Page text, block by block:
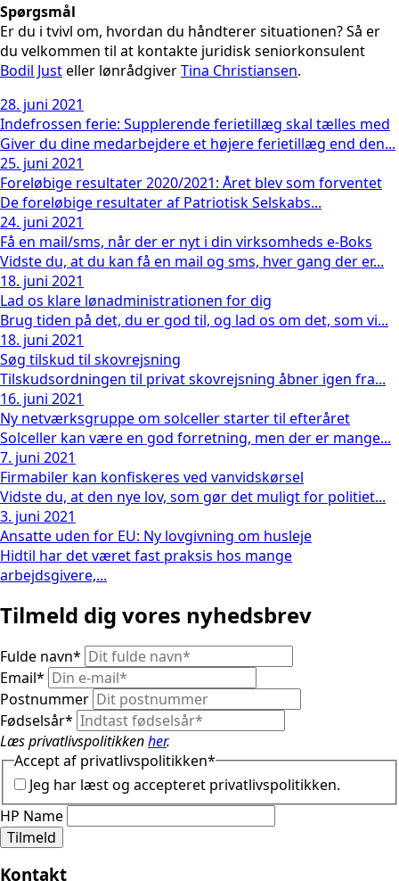
Spørgsmål
Er du i tvivl om, hvordan du håndterer situationen? Så er
du velkommen til at kontakte juridisk seniorkonsulent
Bodil Justeller lønrådgiverTina Christiansen.
28. juni 2021
Indefrossen ferie: Supplerende ferietillæg skal tælles med
Giver du dine medarbejdere et højere ferietillæg end den...
25. juni 2021
Foreløbige resultater 2020/2021: Året blev som forventet
De foreløbige resultater af Patriotisk Selskabs...
24. juni 2021
Få en mail/sms, når der er nyt i din virksomheds e-Boks
Vidste du, at du kan få en mail og sms, hver gang der er...
18. juni 2021
Lad os klare lønadministrationen for dig
Brug tiden på det, du er god til, og lad os om det, som vi...
18. juni 2021
Søg tilskud til skovrejsning
Tilskudsordningen til privat skovrejsning åbner igen fra...
16. juni 2021
Ny netværksgruppe om solceller starter til efteråret
Solceller kan være en god forretning, men der er mange...
7. juni 2021
Firmabiler kan konfiskeres ved vanvidskørsel
Vidste du, at den nye lov, som gør det muligt for politiet...
3. juni 2021
Ansatte uden for EU: Ny lovgivning om husleje
Hidtil har det været fast praksis hos mange
arbejdsgivere,...
Tilmeld dig vores nyhedsbrev
Fulde navn*
Email*
Postnummer
Fødselsår*
Læs privatlivspolitikkenher.
Accept af privatlivspolitikken*
Jeg har læst og accepteret privatlivspolitikken.
HP Name
Tilmeld
Kontakt